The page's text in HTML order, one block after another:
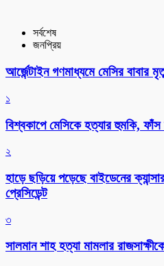
সর্বশেষ
জনপ্রিয়
আর্জেন্টাইন গণমাধ্যমে মেসির বাবার
১
বিশ্বকাপে মেসিকে হত্যার হুমকি,
২
হাড়ে ছড়িয়ে পড়েছে বাইডেনের
প্রেসিডেন্ট
৩
সালমান শাহ হত্যা মামলার